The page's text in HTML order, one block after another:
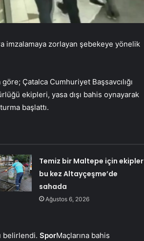
imzalamaya zorlayan şebekeye yönelik
Çatalca Cumhuriyet Başsavcılığı
ekipleri, yasa dışı bahis oynayarak
başlattı.
Temiz bir Maltepe için ekipler
bu kez Altayçeşme’de
sahada
Ağustos 6, 2026
belirlendi. SporMaçlarına bahis